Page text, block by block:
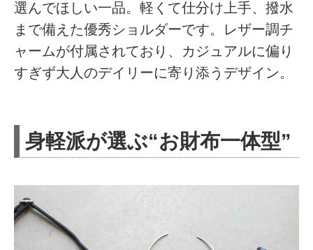
選んでほしい一品。軽くて仕分け上手、撥水
まで備えた優秀ショルダーです。レザー調チ
ャームが付属されており、カジュアルに偏り
すぎず大人のデイリーに寄り添うデザイン。
身軽派が選ぶ“お財布一体型”